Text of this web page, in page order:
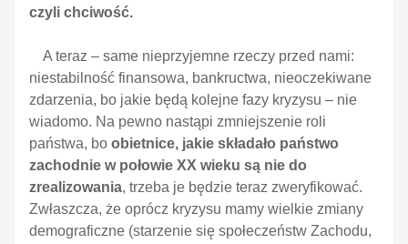
czyli chciwość.
A teraz – same nieprzyjemne rzeczy przed nami:
niestabilność finansowa, bankructwa, nieoczekiwane
zdarzenia, bo jakie będą kolejne fazy kryzysu – nie
wiadomo. Na pewno nastąpi zmniejszenie roli
państwa, bo obietnice, jakie składało państwo
zachodnie w połowie XX wieku są nie do
zrealizowania, trzeba je będzie teraz zweryfikować.
Zwłaszcza, że oprócz kryzysu mamy wielkie zmiany
demograficzne (starzenie się społeczeństw Zachodu,